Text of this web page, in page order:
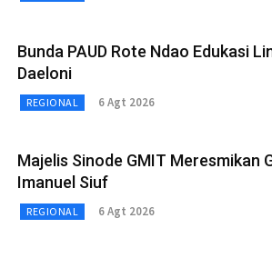
Bunda PAUD Rote Ndao Edukasi
Daeloni
REGIONAL 6 Agt 2026
Majelis Sinode GMIT Meresmikan
Imanuel Siuf
REGIONAL 6 Agt 2026